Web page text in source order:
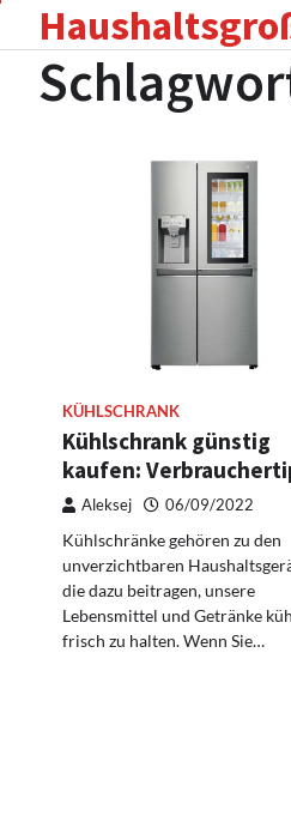
content
KÜHLSCHRANK
Kühlschrank günstig
kaufen:
Aleksej 06/09/2022
Kühlschränke gehören zu den
unverzichtbaren
die dazu beitragen, unsere
Lebensmittel und Getränke
frisch zu halten. Wenn Sie…